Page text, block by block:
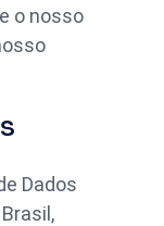
o nosso
Dados